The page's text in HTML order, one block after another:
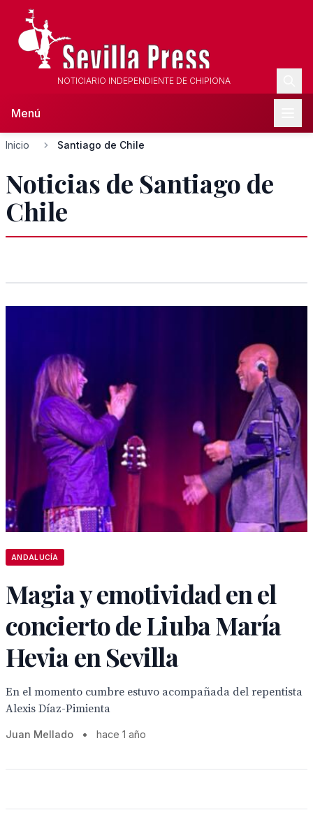
NOTICIARIO INDEPENDIENTE DE CHIPIONA
Menú
Inicio Santiago de Chile
Noticias de Santiago de
Chile
ANDALUCÍA
Magia y emotividad en el
concierto de Liuba María
Hevia en Sevilla
En el momento cumbre estuvo acompañada del repentista
Alexis Díaz-Pimienta
Juan Mellado • hace 1 año